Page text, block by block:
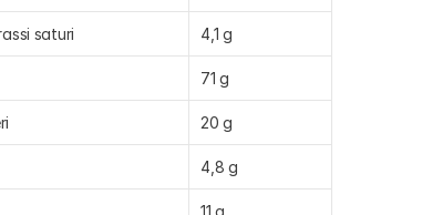
saturi 4,1 g
71 g
20 g
4,8 g
11 g